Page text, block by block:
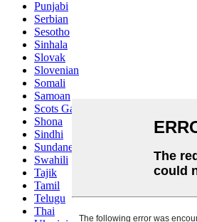
Punjabi
Serbian
Sesotho
Sinhala
Slovak
Slovenian
Somali
Samoan
Scots Gaelic
Shona
Sindhi
Sundanese
Swahili
Tajik
Tamil
Telugu
Thai